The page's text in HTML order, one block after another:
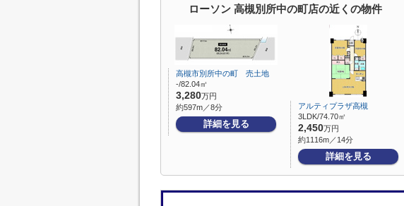
ローソン 高槻別所中の町店の近くの物件
高槻市別所中の町 売土地
-/82.04㎡
3,280万円
約597m／8分
詳細を見る
アルティプラザ高槻
3LDK/74.70㎡
2,450万円
約1116m／14分
詳細を見る